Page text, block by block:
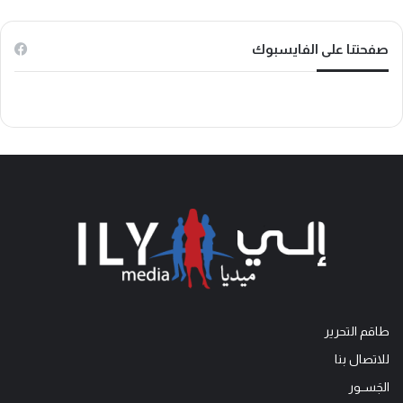
k
صفحتنا على الفايسبوك
طاقم التحرير
للاتصال بنا
الجَســور